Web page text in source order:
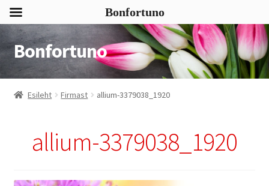
Liigu
navigeerimisele
Liigu
sisu
juurde
Bonfortuno
Esileht Firmast allium-3379038_1920
allium-3379038_1920
Bonfortuno